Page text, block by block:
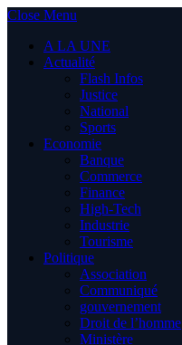
Close Menu
A LA UNE
Actualité
Flash Infos
Justice
National
Sports
Economie
Banque
Commerce
Finance
High-Tech
Industrie
Tourisme
Politique
Association
Communiqué
gouvernement
Droit de l’homme
Ministère